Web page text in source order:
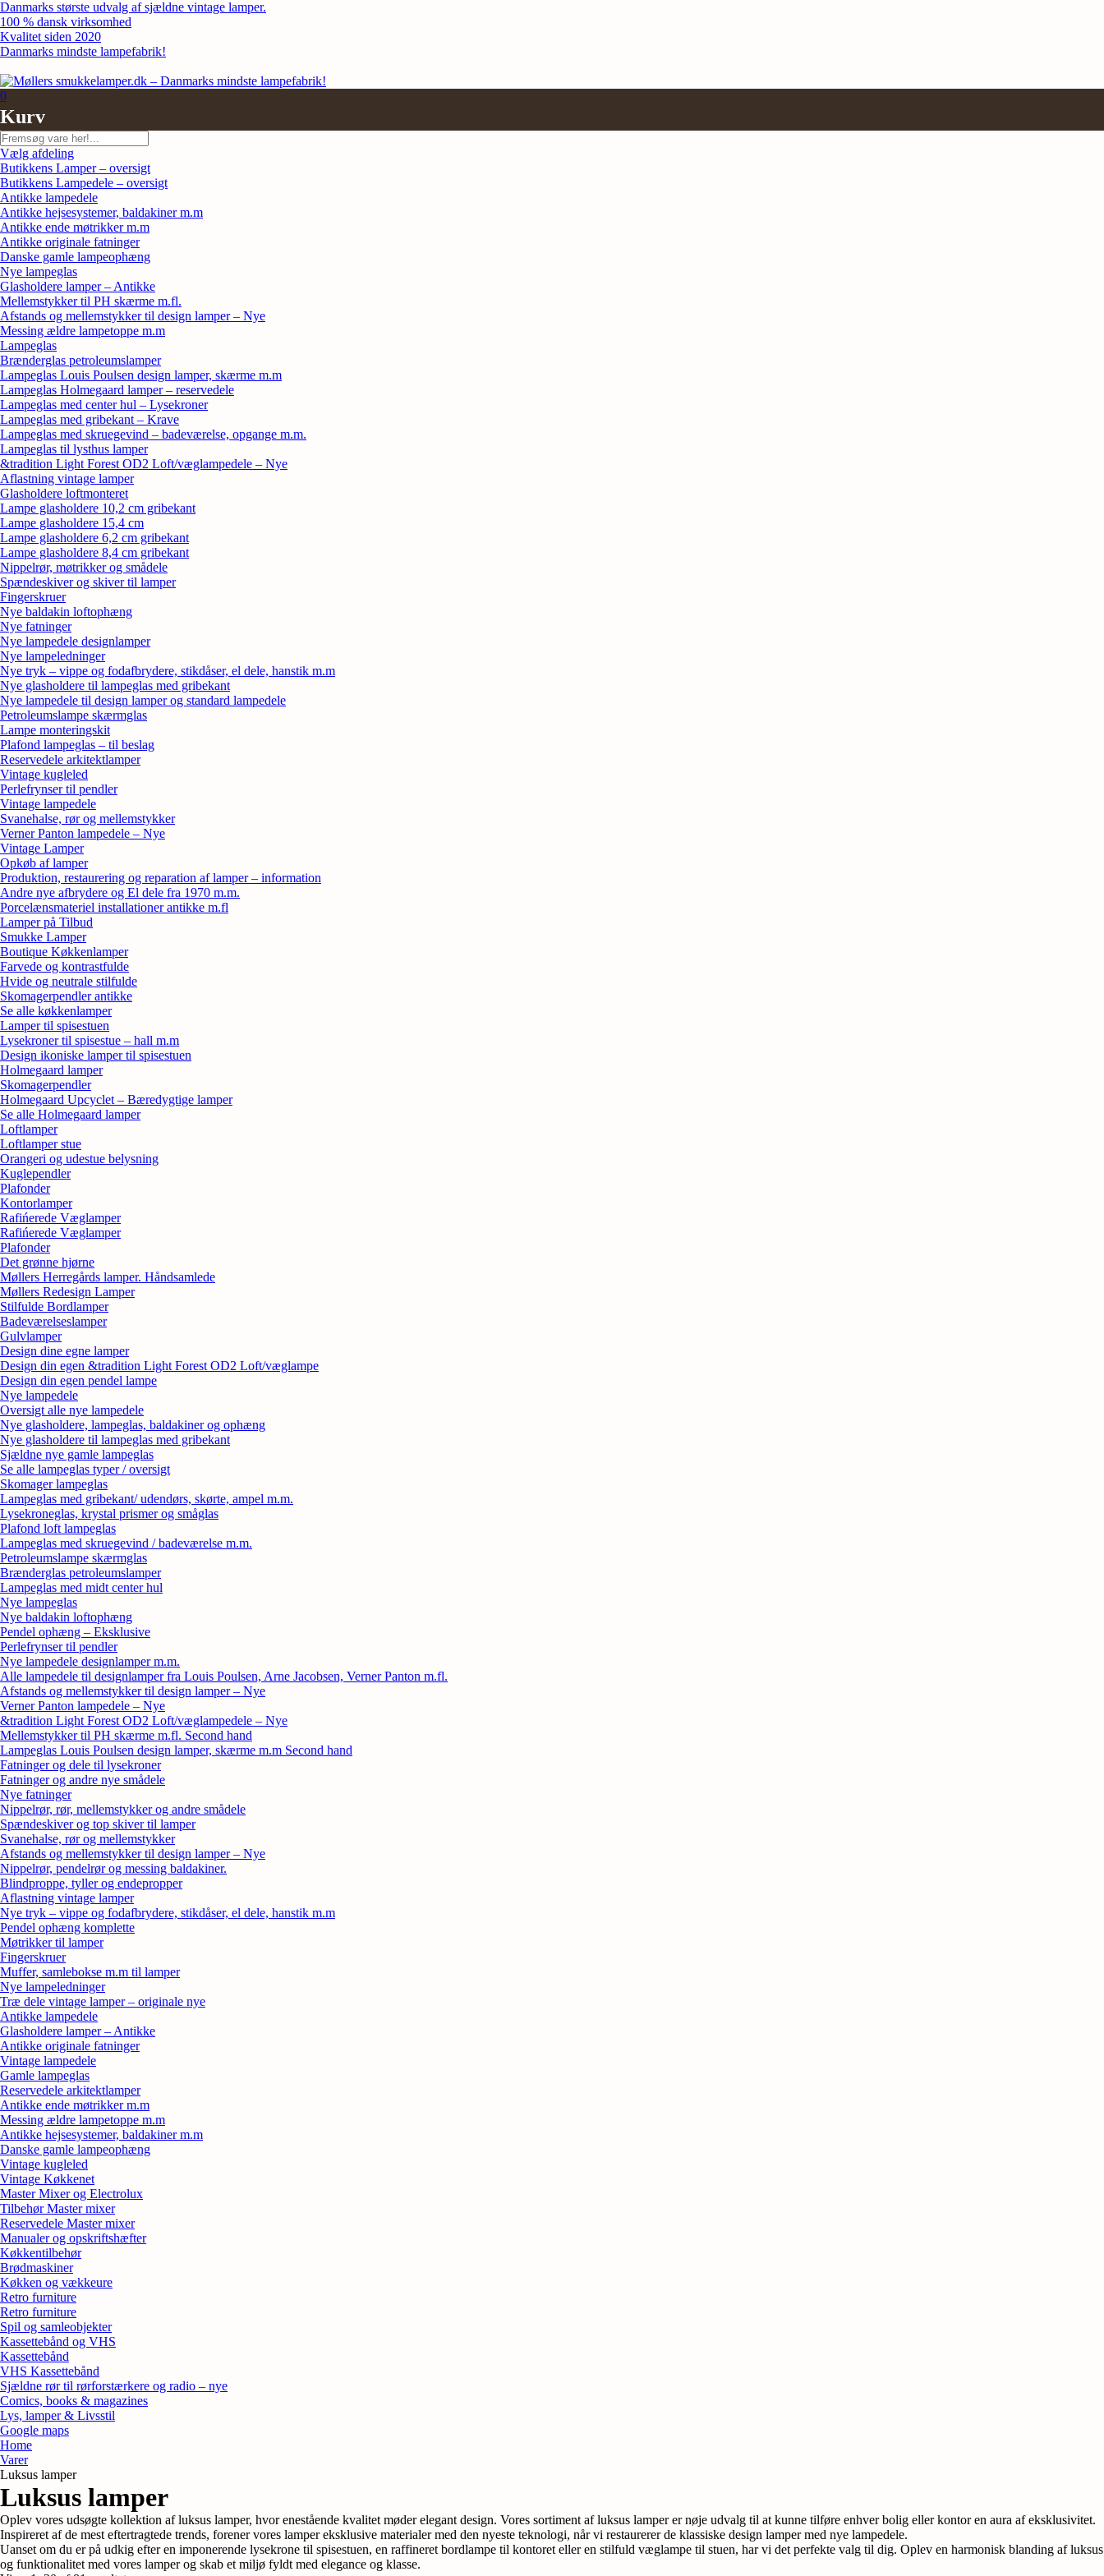
Skip
to
content
Danmarks største udvalg af sjældne vintage lamper.
100 % dansk virksomhed
Kvalitet siden 2020
Danmarks mindste lampefabrik!
0
Kurv
Søg
Vælg afdeling
Butikkens Lamper – oversigt
Butikkens Lampedele – oversigt
Antikke lampedele
Antikke hejsesystemer, baldakiner m.m
Antikke ende møtrikker m.m
Antikke originale fatninger
Danske gamle lampeophæng
Nye lampeglas
Glasholdere lamper – Antikke
Mellemstykker til PH skærme m.fl.
Afstands og mellemstykker til design lamper – Nye
Messing ældre lampetoppe m.m
Lampeglas
Brænderglas petroleumslamper
Lampeglas Louis Poulsen design lamper, skærme m.m
Lampeglas Holmegaard lamper – reservedele
Lampeglas med center hul – Lysekroner
Lampeglas med gribekant – Krave
Lampeglas med skruegevind – badeværelse, opgange m.m.
Lampeglas til lysthus lamper
&tradition Light Forest OD2 Loft/væglampedele – Nye
Aflastning vintage lamper
Glasholdere loftmonteret
Lampe glasholdere 10,2 cm gribekant
Lampe glasholdere 15,4 cm
Lampe glasholdere 6,2 cm gribekant
Lampe glasholdere 8,4 cm gribekant
Nippelrør, møtrikker og smådele
Spændeskiver og skiver til lamper
Fingerskruer
Nye baldakin loftophæng
Nye fatninger
Nye lampedele designlamper
Nye lampeledninger
Nye tryk – vippe og fodafbrydere, stikdåser, el dele, hanstik m.m
Nye glasholdere til lampeglas med gribekant
Nye lampedele til design lamper og standard lampedele
Petroleumslampe skærmglas
Lampe monteringskit
Plafond lampeglas – til beslag
Reservedele arkitektlamper
Vintage kugleled
Perlefrynser til pendler
Vintage lampedele
Svanehalse, rør og mellemstykker
Verner Panton lampedele – Nye
Vintage Lamper
Opkøb af lamper
Produktion, restaurering og reparation af lamper – information
Andre nye afbrydere og El dele fra 1970 m.m.
Porcelænsmateriel installationer antikke m.fl
Lamper på Tilbud
Smukke Lamper
Boutique Køkkenlamper
Farvede og kontrastfulde
Hvide og neutrale stilfulde
Skomagerpendler antikke
Se alle køkkenlamper
Lamper til spisestuen
Lysekroner til spisestue – hall m.m
Design ikoniske lamper til spisestuen
Holmegaard lamper
Skomagerpendler
Holmegaard Upcyclet – Bæredygtige lamper
Se alle Holmegaard lamper
Loftlamper
Loftlamper stue
Orangeri og udestue belysning
Kuglependler
Plafonder
Kontorlamper
Rafińerede Væglamper
Rafińerede Væglamper
Plafonder
Det grønne hjørne
Møllers Herregårds lamper. Håndsamlede
Møllers Redesign Lamper
Stilfulde Bordlamper
Badeværelseslamper
Gulvlamper
Design dine egne lamper
Design din egen &tradition Light Forest OD2 Loft/væglampe
Design din egen pendel lampe
Nye lampedele
Oversigt alle nye lampedele
Nye glasholdere, lampeglas, baldakiner og ophæng
Nye glasholdere til lampeglas med gribekant
Sjældne nye gamle lampeglas
Se alle lampeglas typer / oversigt
Skomager lampeglas
Lampeglas med gribekant/ udendørs, skørte, ampel m.m.
Lysekroneglas, krystal prismer og småglas
Plafond loft lampeglas
Lampeglas med skruegevind / badeværelse m.m.
Petroleumslampe skærmglas
Brænderglas petroleumslamper
Lampeglas med midt center hul
Nye lampeglas
Nye baldakin loftophæng
Pendel ophæng – Eksklusive
Perlefrynser til pendler
Nye lampedele designlamper m.m.
Alle lampedele til designlamper fra Louis Poulsen, Arne Jacobsen, Verner Panton m.fl.
Afstands og mellemstykker til design lamper – Nye
Verner Panton lampedele – Nye
&tradition Light Forest OD2 Loft/væglampedele – Nye
Mellemstykker til PH skærme m.fl. Second hand
Lampeglas Louis Poulsen design lamper, skærme m.m Second hand
Fatninger og dele til lysekroner
Fatninger og andre nye smådele
Nye fatninger
Nippelrør, rør, mellemstykker og andre smådele
Spændeskiver og top skiver til lamper
Svanehalse, rør og mellemstykker
Afstands og mellemstykker til design lamper – Nye
Nippelrør, pendelrør og messing baldakiner.
Blindproppe, tyller og endepropper
Aflastning vintage lamper
Nye tryk – vippe og fodafbrydere, stikdåser, el dele, hanstik m.m
Pendel ophæng komplette
Møtrikker til lamper
Fingerskruer
Muffer, samlebokse m.m til lamper
Nye lampeledninger
Træ dele vintage lamper – originale nye
Antikke lampedele
Glasholdere lamper – Antikke
Antikke originale fatninger
Vintage lampedele
Gamle lampeglas
Reservedele arkitektlamper
Antikke ende møtrikker m.m
Messing ældre lampetoppe m.m
Antikke hejsesystemer, baldakiner m.m
Danske gamle lampeophæng
Vintage kugleled
Vintage Køkkenet
Master Mixer og Electrolux
Tilbehør Master mixer
Reservedele Master mixer
Manualer og opskriftshæfter
Køkkentilbehør
Brødmaskiner
Køkken og vækkeure
Retro furniture
Retro furniture
Spil og samleobjekter
Kassettebånd og VHS
Kassettebånd
VHS Kassettebånd
Sjældne rør til rørforstærkere og radio – nye
Comics, books & magazines
Lys, lamper & Livsstil
Google maps
Home
Varer
Luksus lamper
Luksus lamper
Oplev vores udsøgte kollektion af luksus lamper, hvor enestående kvalitet møder elegant design. Vores sortiment af luksus lamper er nøje udvalg til at kunne tilføre enhver bolig eller kontor en aura af eksklusivitet.
Inspireret af de mest eftertragtede trends, forener vores lamper eksklusive materialer med den nyeste teknologi, når vi restaurerer de klassiske design lamper med nye lampedele.
Uanset om du er på udkig efter en imponerende lysekrone til spisestuen, en raffineret bordlampe til kontoret eller en stilfuld væglampe til stuen, har vi det perfekte valg til dig. Oplev en harmonisk blanding af luksus
og funktionalitet med vores lamper og skab et miljø fyldt med elegance og klasse.